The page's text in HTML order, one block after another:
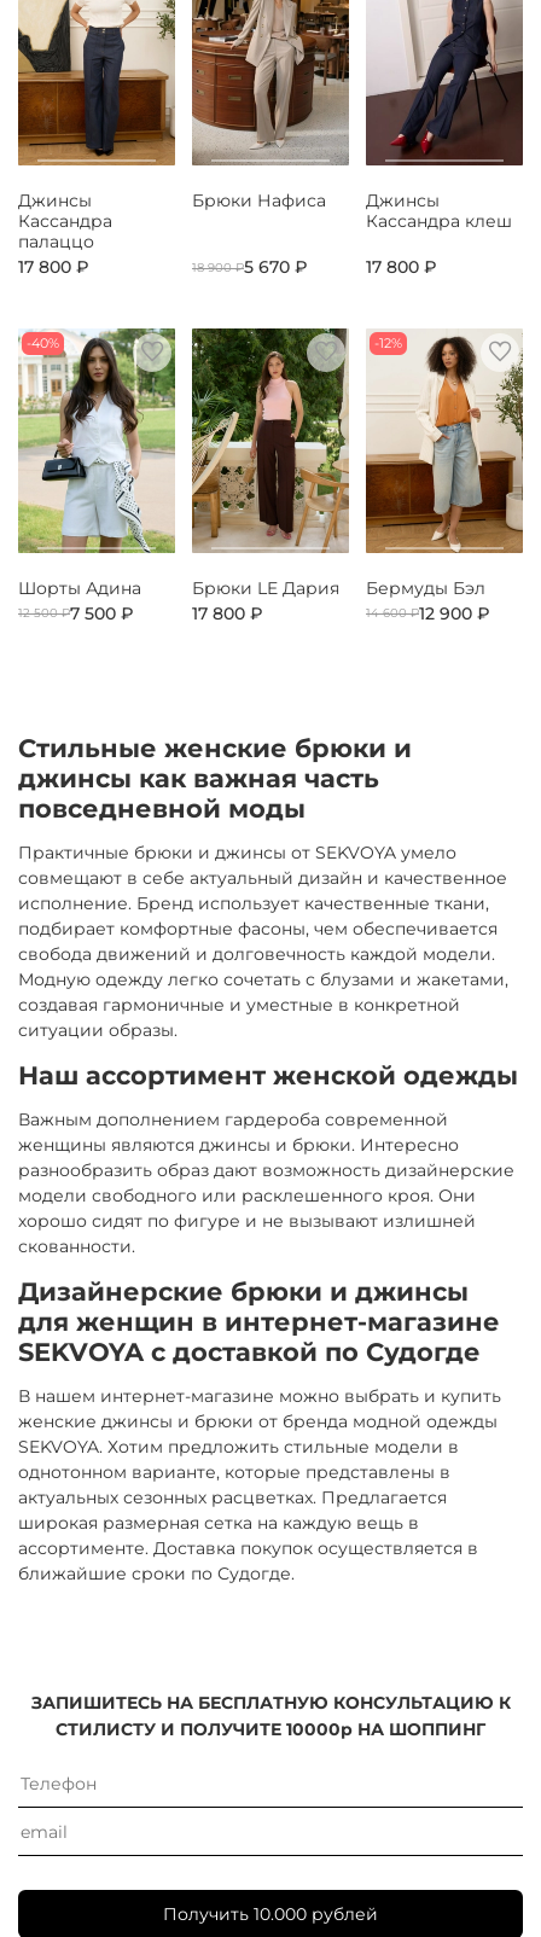
Джинсы
Кассандра
палаццо
17 800 ₽
Брюки Нафиса
18 900 ₽5 670 ₽
Джинсы
Кассандра клеш
17 800 ₽
-40%
Шорты Адина
12 500 ₽7 500 ₽
Брюки LE Дария
17 800 ₽
-12%
Бермуды Бэл
14 600 ₽12 900 ₽
Стильные женские брюки и
джинсы как важная часть
повседневной моды
Практичные брюки и джинсы от SEKVOYA умело
совмещают в себе актуальный дизайн и качественное
исполнение. Бренд использует качественные ткани,
подбирает комфортные фасоны, чем обеспечивается
свобода движений и долговечность каждой модели.
Модную одежду легко сочетать с блузами и жакетами,
создавая гармоничные и уместные в конкретной
ситуации образы.
Наш ассортимент женской одежды
Важным дополнением гардероба современной
женщины являются джинсы и брюки. Интересно
разнообразить образ дают возможность дизайнерские
модели свободного или расклешенного кроя. Они
хорошо сидят по фигуре и не вызывают излишней
скованности.
Дизайнерские брюки и джинсы
для женщин в интернет-магазине
SEKVOYA с доставкой по Судогде
В нашем интернет-магазине можно выбрать и купить
женские джинсы и брюки от бренда модной одежды
SEKVOYA. Хотим предложить стильные модели в
однотонном варианте, которые представлены в
актуальных сезонных расцветках. Предлагается
широкая размерная сетка на каждую вещь в
ассортименте. Доставка покупок осуществляется в
ближайшие сроки по Судогде.
ЗАПИШИТЕСЬ НА БЕСПЛАТНУЮ КОНСУЛЬТАЦИЮ К
СТИЛИСТУ И ПОЛУЧИТЕ 10000р НА ШОППИНГ
Получить 10.000 рублей